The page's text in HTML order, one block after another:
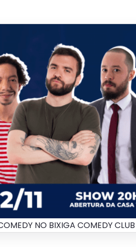
NO BIXIGA COMEDY CLUB